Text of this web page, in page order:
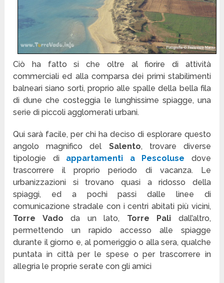
Ciò ha fatto si che oltre al fiorire di attività
commerciali ed alla comparsa dei primi stabilimenti
balneari siano sorti, proprio alle spalle della bella fila
di dune che costeggia le lunghissime spiagge, una
serie di piccoli agglomerati urbani.
Qui sarà facile, per chi ha deciso di esplorare questo
angolo magnifico del Salento, trovare diverse
tipologie di appartamenti a Pescoluse dove
trascorrere il proprio periodo di vacanza. Le
urbanizzazioni si trovano quasi a ridosso della
spiaggi, ed a pochi passi dalle linee di
comunicazione stradale con i centri abitati più vicini,
Torre Vado da un lato, Torre Pali dall’altro,
permettendo un rapido accesso alle spiagge
durante il giorno e, al pomeriggio o alla sera, qualche
puntata in città per le spese o per trascorrere in
allegria le proprie serate con gli amici